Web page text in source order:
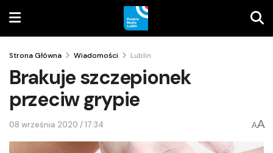
Strona Główna Wiadomości Lublin
Brakuje szczepionek
przeciw grypie
08 września 2020 / 17:34 AA